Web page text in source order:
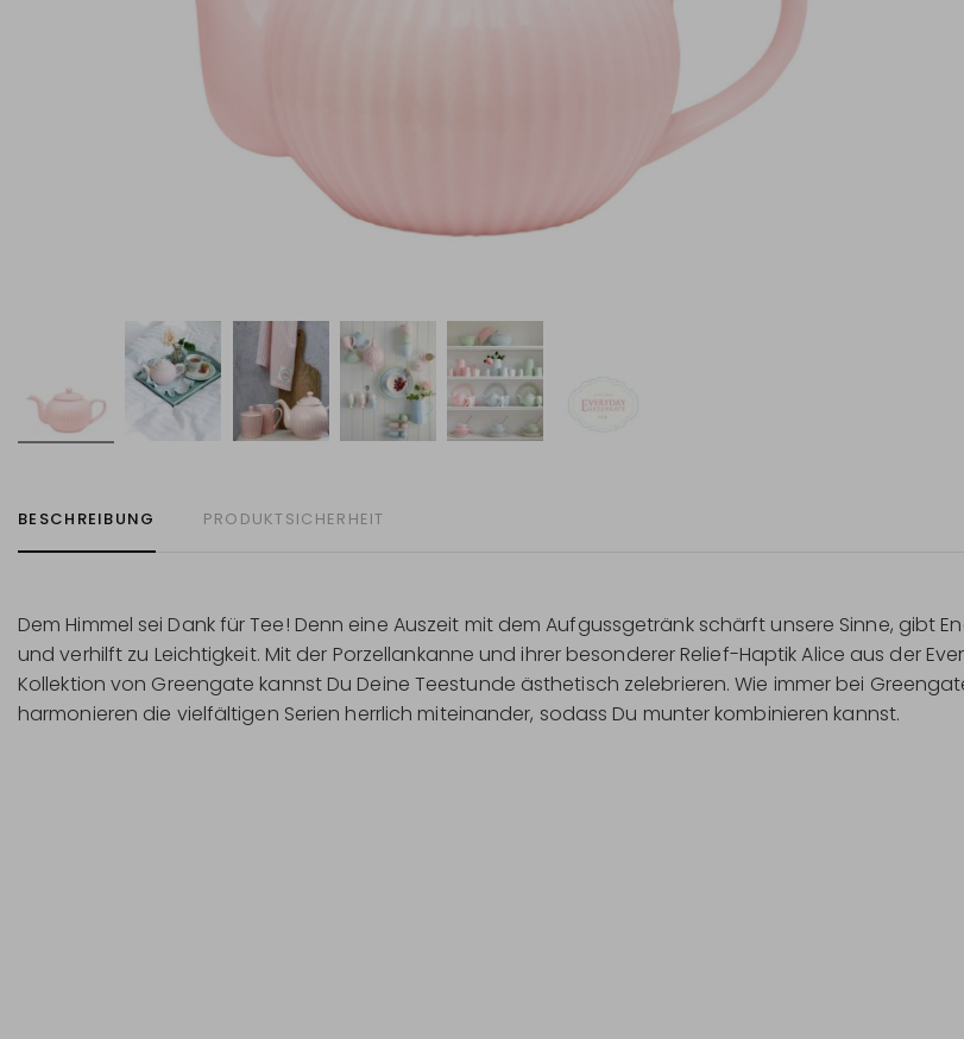
BESCHREIBUNG PRODUKTSICHERHEIT
Dem Himmel sei Dank für Tee! Denn eine Auszeit mit dem Aufgussgetränk schärft unsere Sinne, gibt
und verhilft zu Leichtigkeit. Mit der Porzellankanne und ihrer besonderer Relief-Haptik Alice aus der
Kollektion von Greengate kannst Du Deine Teestunde ästhetisch zelebrieren. Wie immer bei
harmonieren die vielfältigen Serien herrlich miteinander, sodass Du munter kombinieren kannst.